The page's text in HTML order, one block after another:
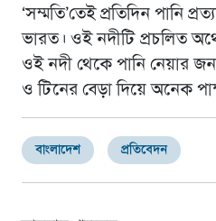
‘সম্মতি’তেই প্রতিদিন পানি
ভারত। ওই নদীটি প্রচলিত
ওই নদী থেকে পানি নেয়ার
ও টিনের বেড়া দিয়ে অনেক
বাংলাদেশ প্রতিবেদন